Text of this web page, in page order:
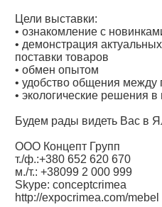
Цели выставки:
• ознакомление с
• демонстрация
поставки товаров
• обмен опытом
• удобство общения между
• экологические решения
Будем рады видеть Вас в
ООО Концепт Групп
т./ф.:+380 652 620 670
м./т.: +38099 2 000 999
Skype: conceptcrimea
http://expocrimea.com/mebel